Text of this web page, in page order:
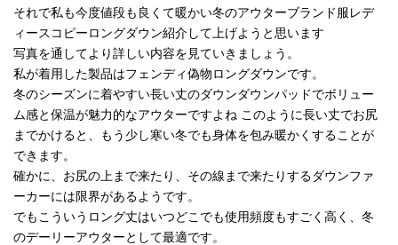
それで私も今度値段も良くて暖かい冬のアウターブランド服レデ
ィースコピーロングダウン紹介して上げようと思います
写真を通してより詳しい内容を見ていきましょう。
私が着用した製品はフェンディ偽物ロングダウンです。
冬のシーズンに着やすい長い丈のダウンダウンパッドでボリュー
ム感と保温が魅力的なアウターですよね このように長い丈でお尻
までかけると、もう少し寒い冬でも身体を包み暖かくすることが
できます。
確かに、お尻の上まで来たり、その線まで来たりするダウンファ
ーカーには限界があるようです。
でもこういうロング丈はいつどこでも使用頻度もすごく高く、冬
のデーリーアウターとして最適です。